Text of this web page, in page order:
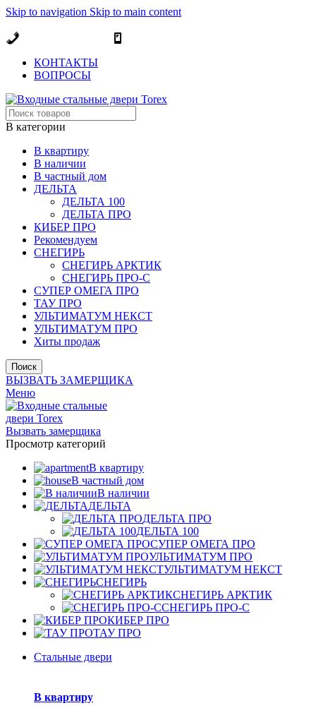
Skip to navigation Skip to main content
КОНТАКТЫ
ВОПРОСЫ
В категории
В квартиру
В наличии
В частный дом
ДЕЛЬТА
ДЕЛЬТА 100
ДЕЛЬТА ПРО
КИБЕР ПРО
Рекомендуем
СНЕГИРЬ
СНЕГИРЬ АРКТИК
СНЕГИРЬ ПРО-С
СУПЕР ОМЕГА ПРО
ТАУ ПРО
УЛЬТИМАТУМ НЕКСТ
УЛЬТИМАТУМ ПРО
Хиты продаж
Поиск
ВЫЗВАТЬ ЗАМЕРЩИКА
Меню
Вызвать замерщика
Просмотр категорий
В квартиру
В частный дом
В наличии
ДЕЛЬТА
ДЕЛЬТА ПРО
ДЕЛЬТА 100
СУПЕР ОМЕГА ПРО
УЛЬТИМАТУМ ПРО
УЛЬТИМАТУМ НЕКСТ
СНЕГИРЬ
СНЕГИРЬ АРКТИК
СНЕГИРЬ ПРО-С
КИБЕР ПРО
ТАУ ПРО
Стальные двери
В квартиру